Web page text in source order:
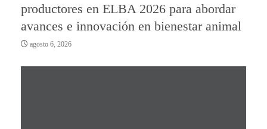
productores en ELBA 2026 para abordar
avances e innovación en bienestar animal
agosto 6, 2026